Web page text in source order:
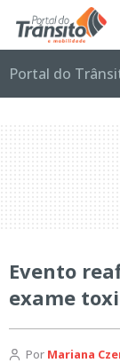
Portal do
Evento
exame
Por Mariana